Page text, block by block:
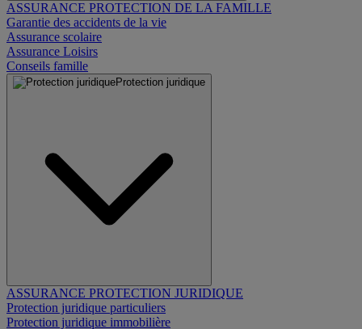
ASSURANCE PROTECTION DE LA FAMILLE
Garantie des accidents de la vie
Assurance scolaire
Assurance Loisirs
Conseils famille
Protection juridique
ASSURANCE PROTECTION JURIDIQUE
Protection juridique particuliers
Protection juridique immobilière